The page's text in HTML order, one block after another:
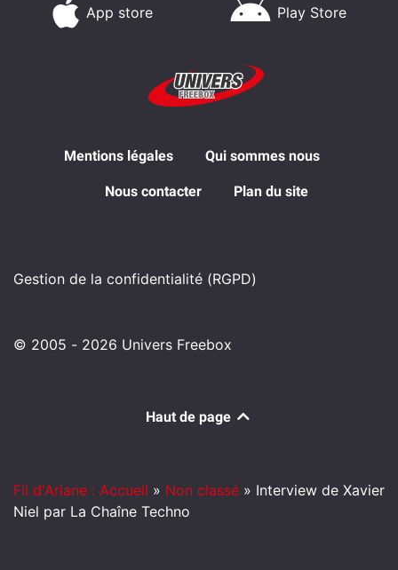
App store Play Store
Mentions légales Qui sommes nous
Nous contacter Plan du site
Gestion de la confidentialité (RGPD)
© 2005 - 2026 Univers Freebox
Haut de page
Fil d'Ariane : Accueil » Non classé » Interview de Xavier
Niel par La Chaîne Techno